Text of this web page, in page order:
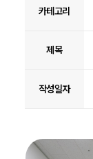
카테고리
제목
작성일자